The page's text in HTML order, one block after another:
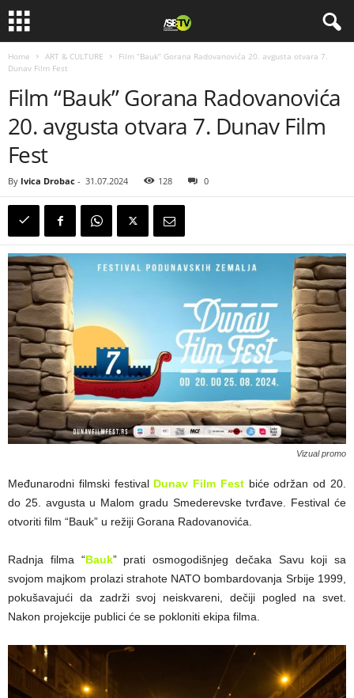
Home ART & CULTURE
Film “Bauk” Gorana Radovanovića 20. avgusta otvara 7.
Dunav Film Fest
Film “Bauk” Gorana Radovanovića
20. avgusta otvara 7. Dunav Film
Fest
By Ivica Drobac - 31.07.2024 128 0
Vizual promo
Međunarodni filmski festival Dunav Film Festbiće održan od 20.
do 25. avgusta u Malom gradu Smederevske tvrđave. Festival će
otvoriti film “Bauk” u režiji Gorana Radovanovića.
Radnja filma “Bauk” prati osmogodišnjeg dečaka Savu koji sa
svojom majkom prolazi strahote NATO bombardovanja Srbije 1999,
pokušavajući da zadrži svoj neiskvareni, dečiji pogled na svet.
Nakon projekcije publici će se pokloniti ekipa filma.